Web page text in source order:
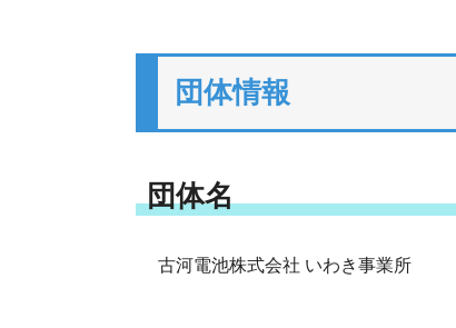
団体情報
団体名
古河電池株式会社 いわき事業所